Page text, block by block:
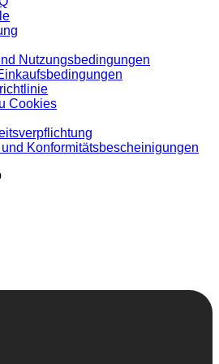
Nutzungsbedingungen
Cookies
Konformitätsbescheinigungen